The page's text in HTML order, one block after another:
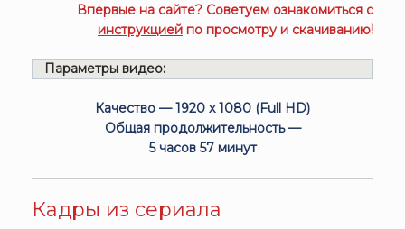
Впервые на сайте? Советуем ознакомиться с
инструкцией по просмотру и скачиванию!
Параметры видео:
Качество — 1920 x 1080 (Full HD)
Общая продолжительность —
5 часов 57 минут
Кадры из сериала